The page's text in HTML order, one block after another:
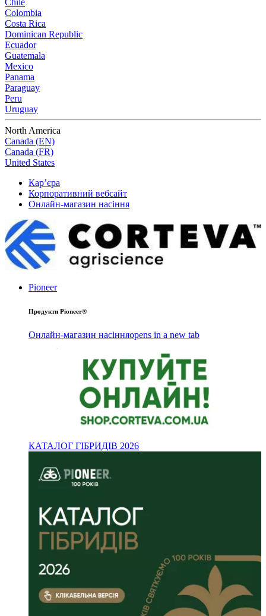
Chile
Colombia
Costa Rica
Dominican Republic
Ecuador
Guatemala
Mexico
Panama
Paraguay
Peru
Uruguay
North America
Canada (EN)
Canada (FR)
United States
Кар’єра
Корпоративний вебсайт
Онлайн-магазин насіння
Pioneer
Продукти Pioneer®
Онлайн-магазин насінняopens in a new tab
КАТАЛОГ ГІБРИДІВ 2026